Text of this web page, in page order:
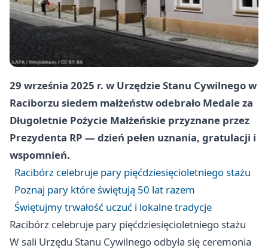
29 września 2025 r. w Urzędzie Stanu Cywilnego w
Raciborzu siedem małżeństw odebrało Medale za
Długoletnie Pożycie Małżeńskie przyznane przez
Prezydenta RP — dzień pełen uznania, gratulacji i
wspomnień.
Racibórz celebruje pary pięćdziesięcioletniego stażu
Poznaj pary które świętują 50 lat razem
Świętujmy trwałość uczuć i lokalne tradycje
Racibórz celebruje pary pięćdziesięcioletniego stażu
W sali Urzędu Stanu Cywilnego odbyła się ceremonia